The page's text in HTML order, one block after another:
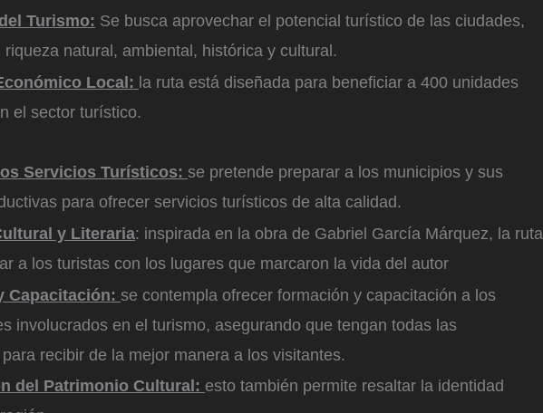
Turismo: Se busca aprovechar el potencial turístico de las ciudades,
riqueza natural, ambiental, histórica y cultural.
Local: la ruta está diseñada para beneficiar a 400 unidades
el sector turístico.
Servicios Turísticos: se pretende preparar a los municipios y sus
para ofrecer servicios turísticos de alta calidad.
y Literaria: inspirada en la obra de Gabriel García Márquez, la ruta
a los turistas con los lugares que marcaron la vida del autor
Capacitación: se contempla ofrecer formación y capacitación a los
involucrados en el turismo, asegurando que tengan todas las
recibir de la mejor manera a los visitantes.
del Patrimonio Cultural: esto también permite resaltar la identidad